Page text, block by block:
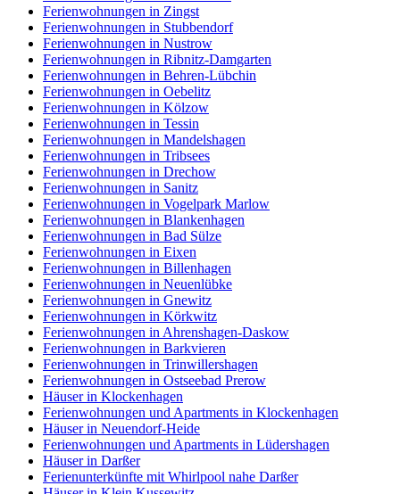
Ferienwohnungen in Zingst
Ferienwohnungen in Stubbendorf
Ferienwohnungen in Nustrow
Ferienwohnungen in Ribnitz-Damgarten
Ferienwohnungen in Behren-Lübchin
Ferienwohnungen in Oebelitz
Ferienwohnungen in Kölzow
Ferienwohnungen in Tessin
Ferienwohnungen in Mandelshagen
Ferienwohnungen in Tribsees
Ferienwohnungen in Drechow
Ferienwohnungen in Sanitz
Ferienwohnungen in Vogelpark Marlow
Ferienwohnungen in Blankenhagen
Ferienwohnungen in Bad Sülze
Ferienwohnungen in Eixen
Ferienwohnungen in Billenhagen
Ferienwohnungen in Neuenlübke
Ferienwohnungen in Gnewitz
Ferienwohnungen in Körkwitz
Ferienwohnungen in Ahrenshagen-Daskow
Ferienwohnungen in Barkvieren
Ferienwohnungen in Trinwillershagen
Ferienwohnungen in Ostseebad Prerow
Häuser in Klockenhagen
Ferienwohnungen und Apartments in Klockenhagen
Häuser in Neuendorf-Heide
Ferienwohnungen und Apartments in Lüdershagen
Häuser in Darßer
Ferienunterkünfte mit Whirlpool nahe Darßer